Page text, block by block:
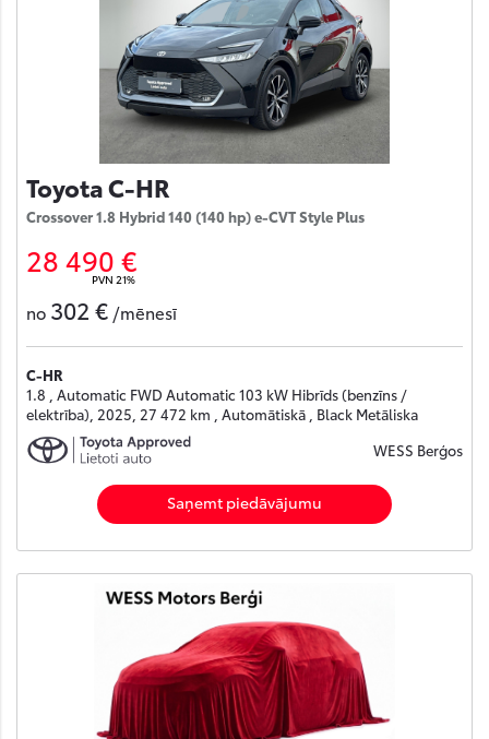
Toyota C-HR
Crossover 1.8 Hybrid 140 (140 hp) e-CVT Style Plus
28 490 €
PVN 21%
no 302 € /mēnesī
C-HR
1.8 , Automatic FWD Automatic 103 kW Hibrīds (benzīns /
elektrība), 2025, 27 472 km , Automātiskā , Black Metāliska
WESS Berģos
Saņemt piedāvājumu